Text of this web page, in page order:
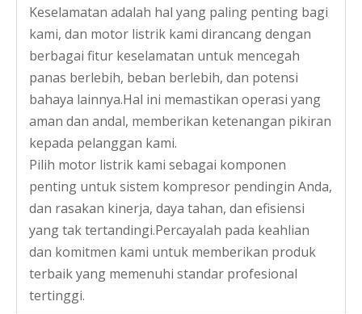
Dijual Motor Mesin Cuci Sinkron Dc Pemasok Motor Mesin Cuci Rotor Satu Fasa
Keselamatan adalah hal yang paling penting bagi
kami, dan motor listrik kami dirancang dengan
berbagai fitur keselamatan untuk mencegah
panas berlebih, beban berlebih, dan potensi
bahaya lainnya.Hal ini memastikan operasi yang
aman dan andal, memberikan ketenangan pikiran
kepada pelanggan kami.
Pilih motor listrik kami sebagai komponen
penting untuk sistem kompresor pendingin Anda,
dan rasakan kinerja, daya tahan, dan efisiensi
yang tak tertandingi.Percayalah pada keahlian
dan komitmen kami untuk memberikan produk
terbaik yang memenuhi standar profesional
tertinggi.